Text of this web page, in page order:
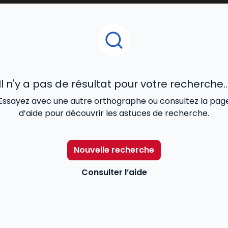
clés de la régulation sociale.
Il n'y a pas de résultat pour votre
avec une autre orthographe ou consultez la
d’aide pour découvrir les astuces de recherche.
Nouvelle recherche
Consulter l’aide